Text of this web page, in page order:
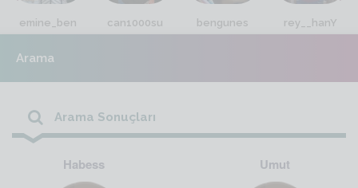
emine_ben can1000su bengunes rey__hanY
Arama
Arama Sonuçları
Habess Umut